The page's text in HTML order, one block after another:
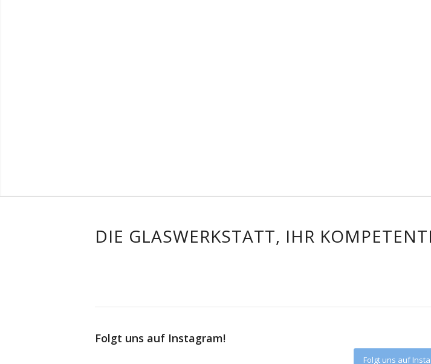
DIE GLASWERKSTATT, IHR
Folgt uns auf Instagram!
Folgt uns auf